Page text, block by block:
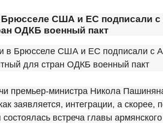
Брюсселе США и ЕС подписали
ОДКБ военный пакт
премьер-министра Никола
заявляется, интеграции, а скорее,
встреча главы